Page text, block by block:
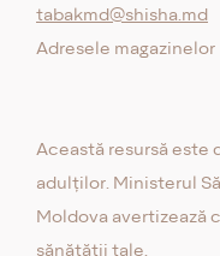
tabakmd@shisha.md
Adresele magazinelor
Această resursă este
adulților. Ministerul
Moldova avertizează
sănătății tale.